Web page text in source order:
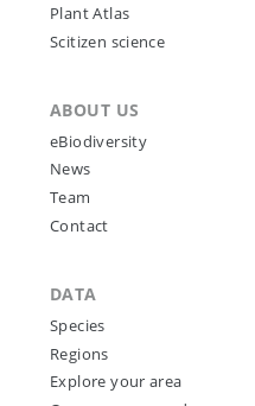
Plant Atlas
Scitizen science
ABOUT US
eBiodiversity
News
Team
Contact
DATA
Species
Regions
Explore your area